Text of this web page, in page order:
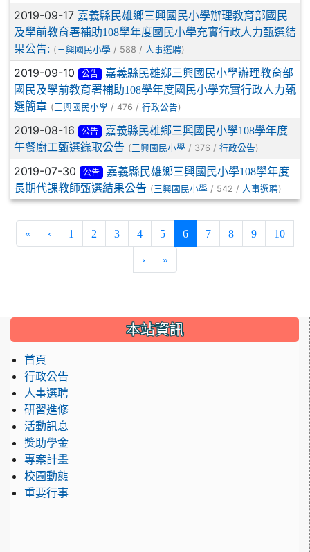
2019-09-17 嘉義縣民雄鄉三興國民小學辦理教育部國民
及學前教育署補助108學年度國民小學充實行政人力甄選結
果公告: (三興國民小學 / 588 / 人事選聘)
2019-09-10 公告
嘉義縣民雄鄉三興國民小學辦理教育部
國民及學前教育署補助108學年度國民小學充實行政人力甄
選簡章 (三興國民小學 / 476 / 行政公告)
2019-08-16 公告
嘉義縣民雄鄉三興國民小學108學年度
午餐廚工甄選錄取公告 (三興國民小學 / 376 / 行政公告)
2019-07-30 公告
嘉義縣民雄鄉三興國民小學108學年度
長期代課教師甄選結果公告 (三興國民小學 / 542 / 人事選聘)
« ‹ 1 2 3 4 5 6(current)
7 8 9 10
› »
::: 本站資訊
首頁
行政公告
人事選聘
研習進修
活動訊息
獎助學金
專案計畫
校園動態
重要行事